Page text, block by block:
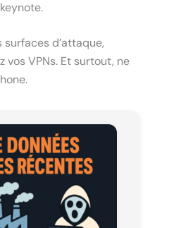
surfaces d’attaque,
vos VPNs. Et surtout, ne